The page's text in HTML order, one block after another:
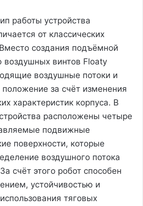
работы устройства
от классических
создания подъёмной
винтов Floaty
воздушные потоки и
положение за счёт изменения
характеристик корпуса. В
расположены четыре
подвижные
поверхности, которые
воздушного потока
счёт этого робот способен
устойчивостью и
тяговых